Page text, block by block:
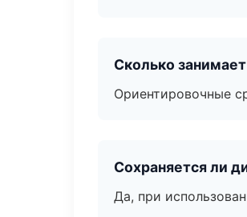
Сколько
Ориентировочные
Сохраняется ли
Да, при